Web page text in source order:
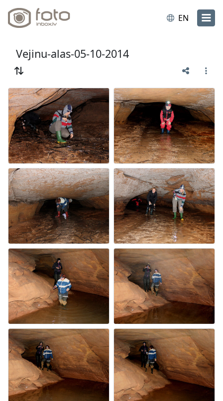
EN
Vejinu-alas-05-10-2014